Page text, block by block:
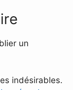
un
indésirables.